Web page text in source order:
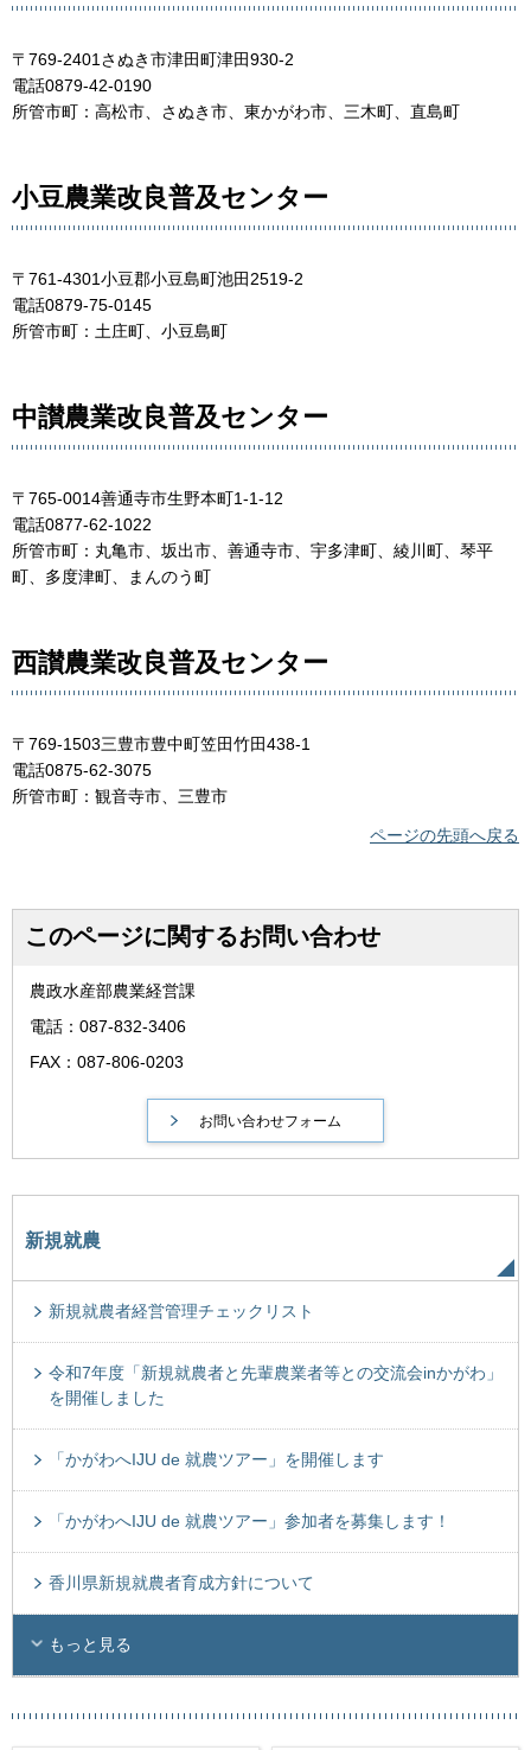
〒769-2401さぬき市津田町津田930-2
電話0879-42-0190
所管市町：高松市、さぬき市、東かがわ市、三木町、直島町
小豆農業改良普及センター
〒761-4301小豆郡小豆島町池田2519-2
電話0879-75-0145
所管市町：土庄町、小豆島町
中讃農業改良普及センター
〒765-0014善通寺市生野本町1-1-12
電話0877-62-1022
所管市町：丸亀市、坂出市、善通寺市、宇多津町、綾川町、琴平
町、多度津町、まんのう町
西讃農業改良普及センター
〒769-1503三豊市豊中町笠田竹田438-1
電話0875-62-3075
所管市町：観音寺市、三豊市
ページの先頭へ戻る
このページに関するお問い合わせ
農政水産部農業経営課
電話：087-832-3406
FAX：087-806-0203
新規就農
新規就農者経営管理チェックリスト
令和7年度「新規就農者と先輩農業者等との交流会inかがわ」
を開催しました
「かがわへIJU de 就農ツアー」を開催します
「かがわへIJU de 就農ツアー」参加者を募集します！
香川県新規就農者育成方針について
もっと見る